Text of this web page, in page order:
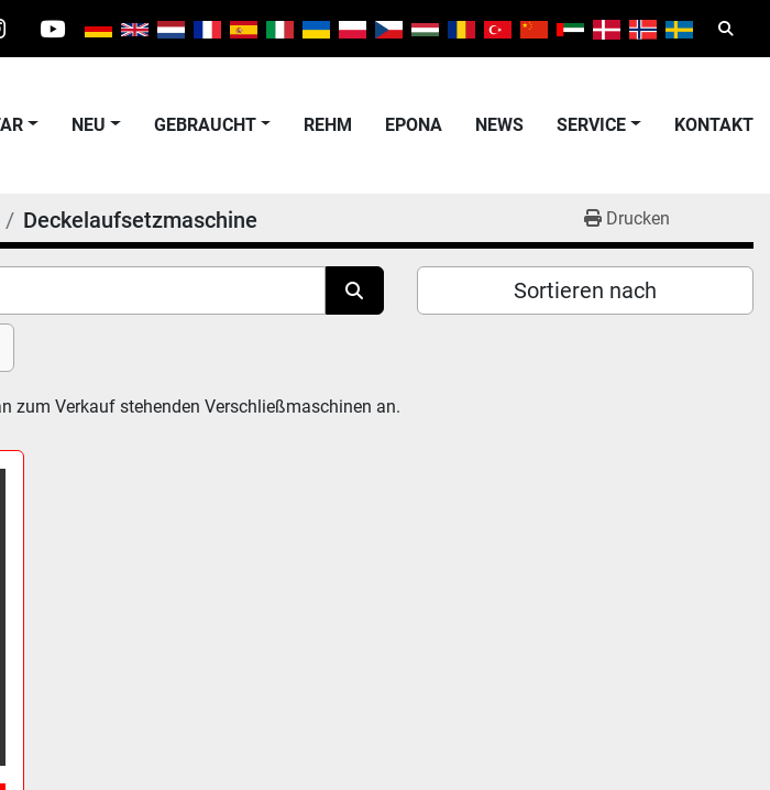
youtube Suche
NEU GEBRAUCHT NEWS
REHM EPONA SERVICE KONTAKT
Deckelaufsetzmaschine Drucken
Sortieren nach
zum Verkauf stehenden Verschließmaschinen an.